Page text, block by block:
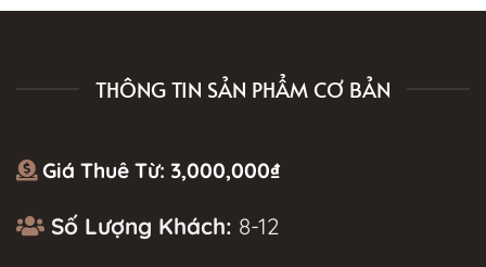
THÔNG TIN SẢN PHẨM CƠ BẢN
Giá Thuê Từ: 3,000,000₫
Số Lượng Khách: 8-12